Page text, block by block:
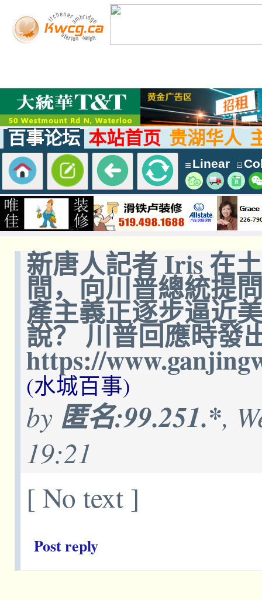
百事论坛 本站首页 贵湖华人
Linear
新唐人記者 Iris 在
間，向川普總統提
產主義正逐步逼近
說？ 川普回應時發
https://
(水城百事)
by 匿名:99.251.*,
19:21
[ No text ]
Post reply